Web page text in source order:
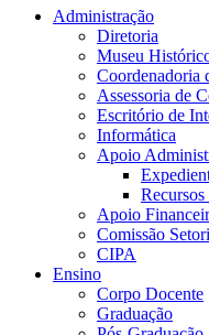
Administração
Diretoria
Museu
Coordenadoria
Assessoria de
Escritório de
Informática
Apoio
Apoio
Comissão
CIPA
Ensino
Corpo Docente
Graduação